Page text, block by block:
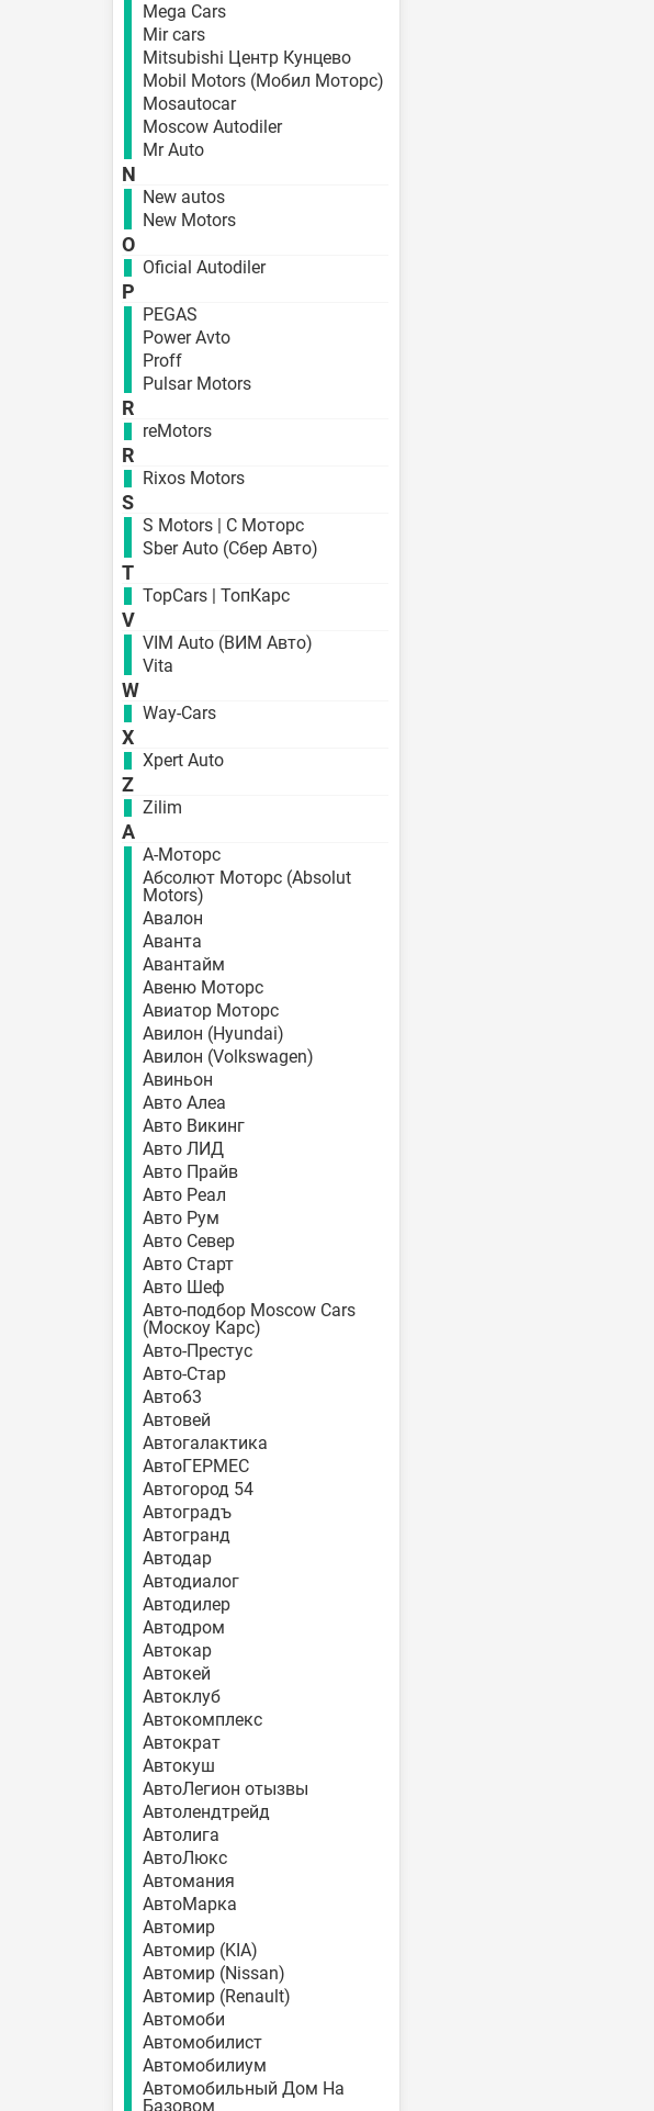
Mega Cars
Mir cars
Mitsubishi Центр Кунцево
Mobil Motors (Мобил Моторс)
Mosautocar
Moscow Autodiler
Mr Auto
N
New autos
New Motors
O
Oficial Autodiler
P
PEGAS
Power Avto
Proff
Pulsar Motors
R
reMotors
R
Rixos Motors
S
S Motors | С Моторс
Sber Auto (Сбер Авто)
T
TopCars | ТопКарс
V
VIM Auto (ВИМ Авто)
Vita
W
Way-Cars
X
Xpert Auto
Z
Zilim
А
А-Моторс
Абсолют Моторс (Absolut
Motors)
Авалон
Аванта
Авантайм
Авеню Моторс
Авиатор Моторс
Авилон (Hyundai)
Авилон (Volkswagen)
Авиньон
Авто Алеа
Авто Викинг
Авто ЛИД
Авто Прайв
Авто Реал
Авто Рум
Авто Север
Авто Старт
Авто Шеф
Авто-подбор Moscow Cars
(Москоу Карс)
Авто-Престус
Авто-Стар
Авто63
Автовей
Автогалактика
АвтоГЕРМЕС
Автогород 54
Автоградъ
Автогранд
Автодар
Автодиалог
Автодилер
Автодром
Автокар
Автокей
Автоклуб
Автокомплекс
Автократ
Автокуш
АвтоЛегион отызвы
Автолендтрейд
Автолига
АвтоЛюкс
Автомания
АвтоМарка
Автомир
Автомир (KIA)
Автомир (Nissan)
Автомир (Renault)
Автомоби
Автомобилист
Автомобилиум
Автомобильный Дом На
Базовом